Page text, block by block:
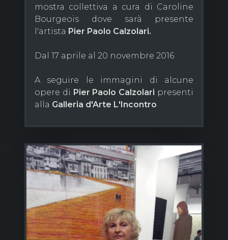
mostra collettiva a cura di Caroline
Bourgeois dove sarà presente
l'artista Pier Paolo Calzolari.
Dal 17 aprile al 20 novembre 2016
A seguire le immagini di alcune
opere di Pier Paolo Calzolari presenti
alla Galleria d'Arte L'Incontro